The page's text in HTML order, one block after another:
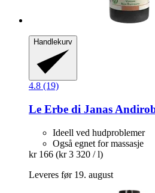
Handlekurv
4.8 (19)
Le Erbe di Janas
Ideell ved hudproblemer
Også egnet for massasje
kr 166 (kr 3 320 / l)
Leveres før 19. august